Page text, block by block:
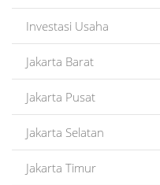
Investasi Usaha
Jakarta Barat
Jakarta Pusat
Jakarta Selatan
Jakarta Timur